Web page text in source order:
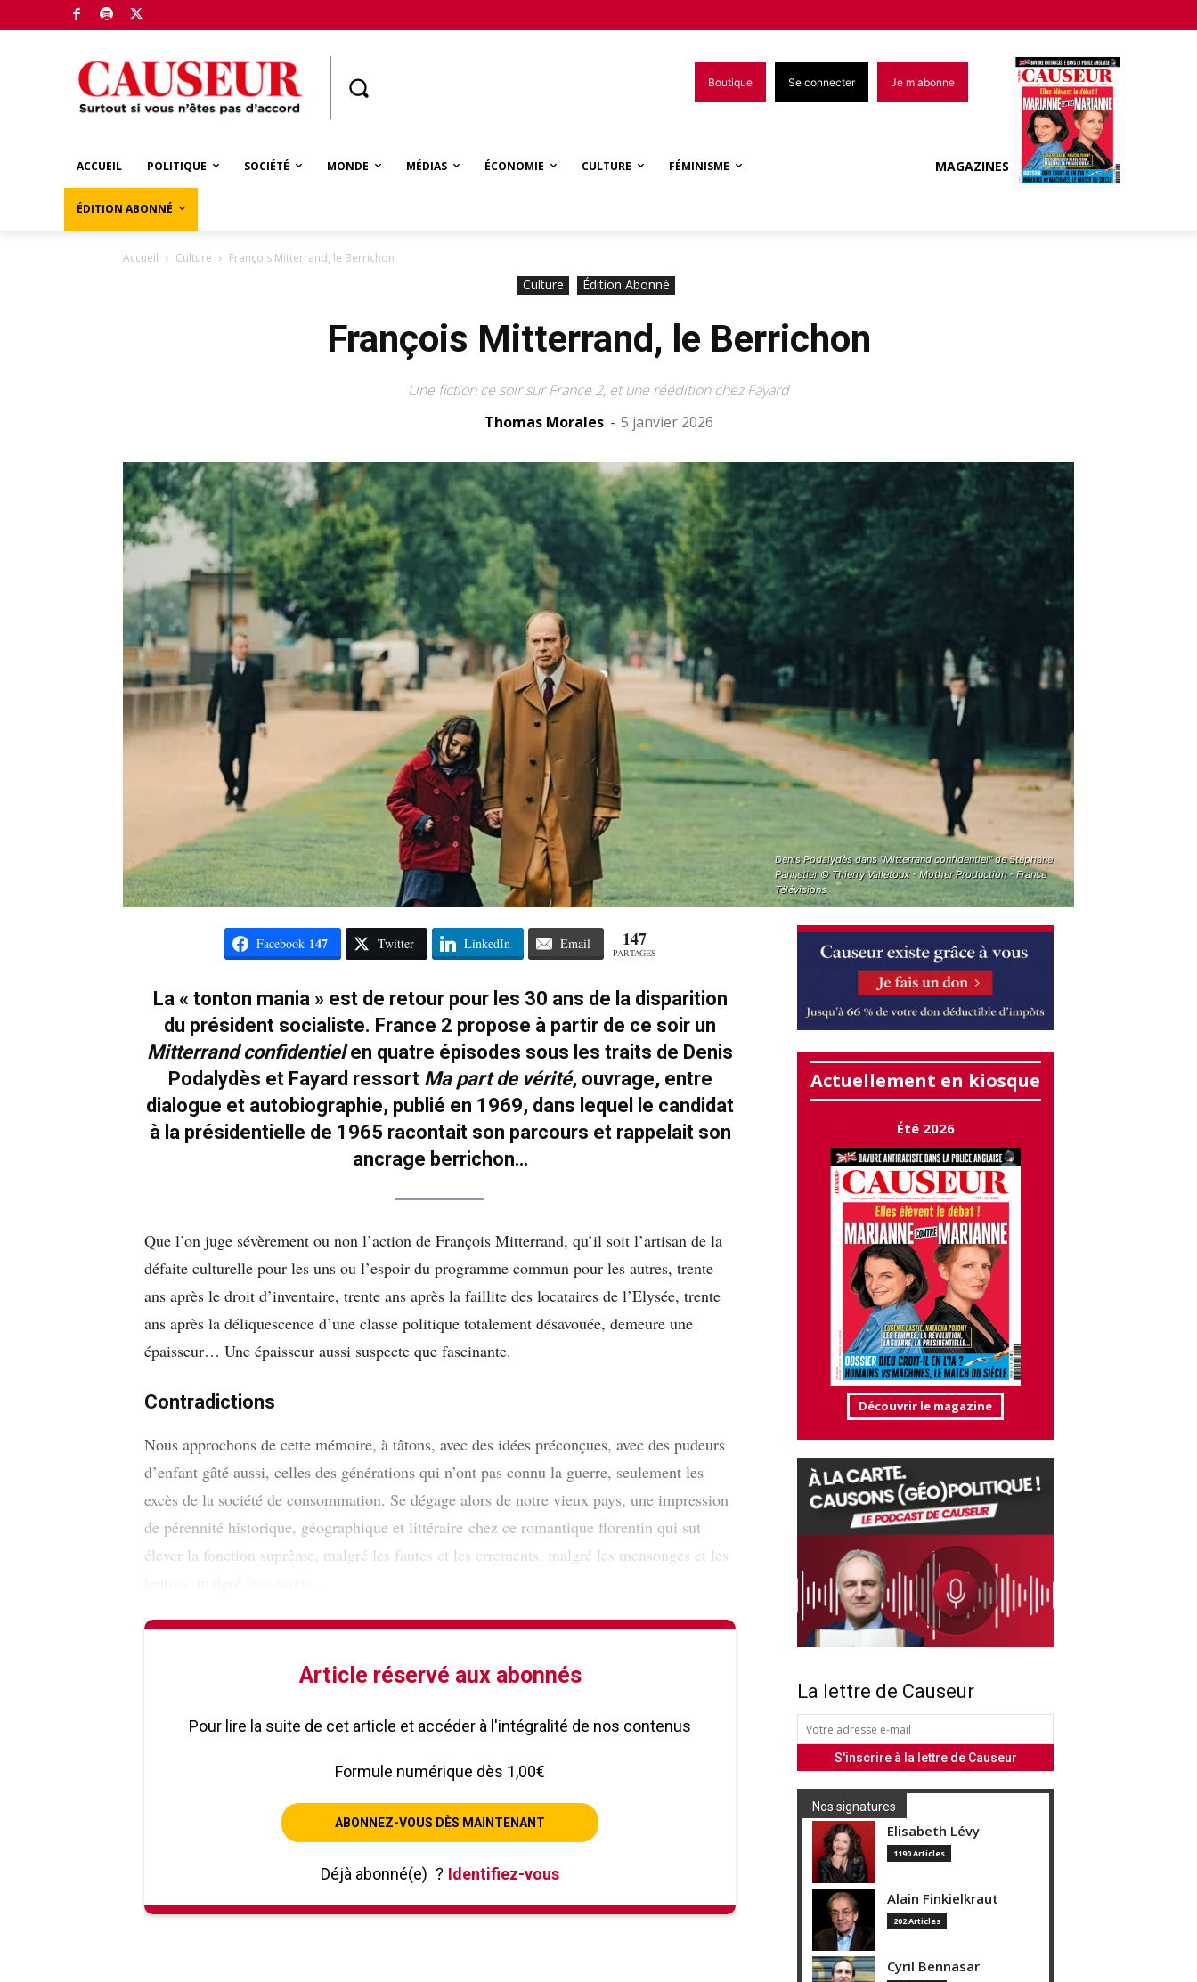
Boutique Se connecter Je m'abonne
ACCUEIL POLITIQUE SOCIÉTÉ MONDE MÉDIAS ÉCONOMIE CULTURE FÉMINISME
ÉDITION ABONNÉ
MAGAZINES
Accueil Culture François Mitterrand, le Berrichon
Culture Édition Abonné
François Mitterrand, le Berrichon
Une fiction ce soir sur France 2, et une réédition chez Fayard
Thomas Morales - 5 janvier 2026
Denis Podalydès dans "Mitterrand confidentiel" de Stéphane
Pannetier © Thierry Valletoux - Mother Production - France
Télévisions
Facebook 147 Twitter LinkedIn Email 147
PARTAGES
La « tonton mania » est de retour pour les 30 ans de la disparition
du président socialiste. France 2 propose à partir de ce soir un
Mitterrand confidentielen quatre épisodes sous les traits de Denis
Podalydès et Fayard ressort Ma part de vérité, ouvrage, entre
dialogue et autobiographie, publié en 1969, dans lequel le candidat
à la présidentielle de 1965 racontait son parcours et rappelait son
ancrage berrichon…
Que l’on juge sévèrement ou non l’action de François Mitterrand, qu’il soit l’artisan de la
défaite culturelle pour les uns ou l’espoir du programme commun pour les autres, trente
ans après le droit d’inventaire, trente ans après la faillite des locataires de l’Elysée, trente
ans après la déliquescence d’une classe politique totalement désavouée, demeure une
épaisseur… Une épaisseur aussi suspecte que fascinante.
Contradictions
Nous approchons de cette mémoire, à tâtons, avec des idées préconçues, avec des pudeurs
d’enfant gâté aussi, celles des générations qui n’ont pas connu la guerre, seulement les
excès de la société de consommation. Se dégage alors de notre vieux pays, une impression
de pérennité historique, géographique et littéraire chez ce romantique florentin qui sut
élever la fonction suprême, malgré les fautes et les errements, malgré les mensonges et les
Article réservé aux abonnés
Pour lire la suite de cet article et accéder à l'intégralité de nos contenus
Formule numérique dès 1,00€
ABONNEZ-VOUS DÈS MAINTENANT
Déjà abonné(e) ? Identifiez-vous
Actuellement en kiosque
Été 2026
Découvrir le magazine
La lettre de Causeur
Nos signatures
Elisabeth Lévy
1190 Articles
Alain Finkielkraut
202 Articles
Cyril Bennasar